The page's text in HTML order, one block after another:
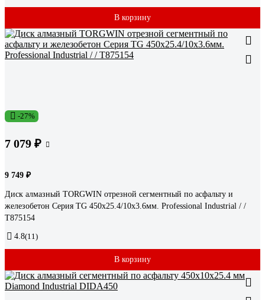
В корзину
-27%
7 079 ₽
9 749 ₽
Диск алмазный TORGWIN отрезной сегментный по асфальту и
железобетон Серия TG 450х25.4/10х3.6мм. Professional Industrial / /
T875154
4.8(11)
В корзину